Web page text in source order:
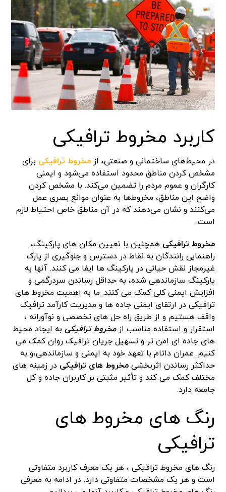
کاربرد مخروط ترافیکی
در محیط‌های ساختمانی و صنعتی، ازمخروط‌ ترافیکی برای
مشخص کردن مناطق محدود استفاده می‌شود و ایمنی
کارگران و عموم مردم را تضمین می‌کند. با مشخص کردن
واضح این مناطق، مخروط‌ها به عنوان موانع بصری عمل
می‌کنند و نشان می‌دهند که در آن مناطق خاص احتیاط لازم
است.
مخروط ترافیکی همچنین با تعیین مکان های پارکینگ،
راهنمایی رانندگان به نقاط در دسترس و جلوگیری از پارک
غیرمجاز نقش حیاتی در پارکینگ ها ایفا می کنند. آنها به
پارکینگ سازماندهی شده، به حداقل رساندن سردرگمی و
افزایش ایمنی کلی کمک می کنند. ما به اهمیت مخروط های
ترافیکی در ارتقای ایمنی جاده ها و مدیریت کارآمد ترافیک
واقف هستیم و از طریق راه حل های تخصصی و نوآورانه ،
استقرار و استفاده مناسب ازمخروط ترافیکی به ایجاد محیط
های جاده ای امن تر و تسهیل جریان ترافیک روان کمک می
کنیم. عمران داتام با تعهد خود به ایمنی و سازماندهی،و به
حداکثر رساندن اثربخشیمخروط های ترافیکی در زمینه های
مختلف کمک می کند و تأثیر مثبتی بر کاربران جاده و کل
جامعه دارد.
رنگ های مخروط های
ترافیکی
رنگ های مخروط ترافیکی ، هر یک معرف کاربرد متفاوتی
است و هر یک مشخصات متفاوتی دارد. در ادامه به معرفی